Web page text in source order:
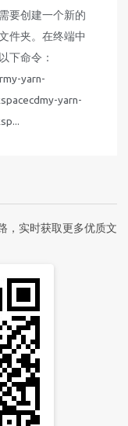
要创建一个新的
件夹。在终端中
下命令：
yarn-
yarn-
，实时获取更多优质文